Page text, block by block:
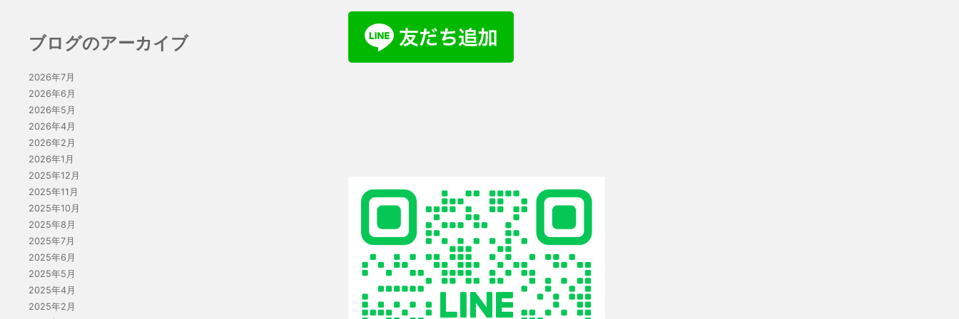
ブログのアーカイブ
2026年7月
2026年6月
2026年5月
2026年4月
2026年2月
2026年1月
2025年12月
2025年11月
2025年10月
2025年8月
2025年7月
2025年6月
2025年5月
2025年4月
2025年2月